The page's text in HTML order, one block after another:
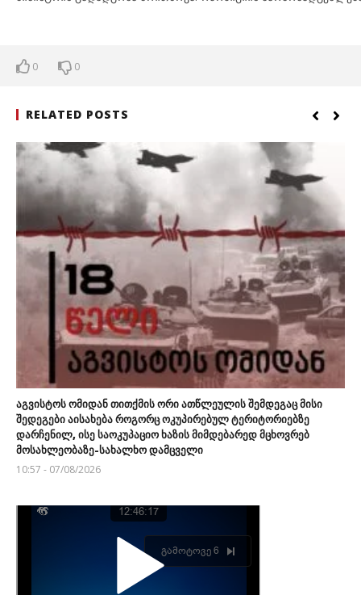
0 0
RELATED POSTS
აგვისტოს ომიდან თითქმის ორი ათწლეულის შემდეგაც მისი
შედეგები აისახება როგორც ოკუპირებულ ტერიტორიებზე
დარჩენილ, ისე საოკუპაციო ხაზის მიმდებარედ მცხოვრებ
მოსახლეობაზე-სახალხო დამცველი
10:57 - 07/08/2026